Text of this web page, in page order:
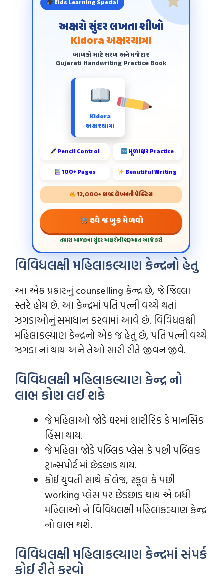
Kids Learning Special
અક્ષરો સુંદર લખતા શીખો
Kidora અક્ષરયાત્રા
બાળકો માટે સરળ અને મજેદાર
Gujarati Handwriting Practice Book
Kidora
અક્ષરયાત્રા
Pencil Control મૂળાક્ષર Practice
100+ Pages Beautiful Writing
12,000+ શબ્દ લેખનની પ્રેક્ટિસ
હવે જ બુક મેળવો
તમારા બાળકના સુંદર અક્ષરોની શરૂઆત આજે કરો
વિવિધલક્ષી મહિલાકલ્યાણ કેન્દ્રનો હેતુ
આ એક પ્રકારનું counselling કેન્દ્ર છે, જે જિલ્લા
સ્તરે હોય છે. આ કેન્દ્રમાં પતિ પત્ની વચ્ચે થતાં
ઝગડાઓનું સમાધાન કરવામાં આવે છે. વિવિધલક્ષી
મહિલાકલ્યાણ કેન્દ્રનો એક જ હેતુ છે, પતિ પત્ની વચ્ચે
ઝગડા નાં થાય અને તેઓ સારી રીતે જીવન જીવે.
વિવિધલક્ષી મહિલાકલ્યાણ કેન્દ્ર નો
લાભ કોણ લઈ શકે
જે મહિલાઓ જોડે ઘરમાં શારીરિક કે માનસિક
હિંસા થાય.
જે મહિલા જોડે પબ્લિક પ્લેસ કે પછી પબ્લિક
ટ્રાન્સપોર્ટ માં છેડછાડ થાય.
કોઈ યુવતી સાથે કોલેજ, સ્કૂલ કે પછી
working પ્લેસ પર છેડછાડ થાય એ બધી
મહિલાઓ ને વિવિધલક્ષી મહિલાકલ્યાણ કેન્દ્ર
નો લાભ થશે.
વિવિધલક્ષી મહિલાકલ્યાણ કેન્દ્રમાં સંપર્ક
કોઈ રીતે કરવો